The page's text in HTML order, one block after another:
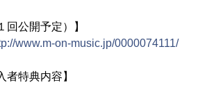
回公開予定）】
www.m-on-music.jp/0000074111/
者特典内容】